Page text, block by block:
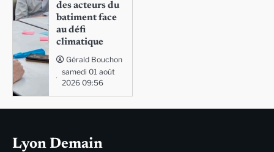
des acteurs du
batiment face
au défi
climatique
Gérald Bouchon
samedi 01 août
2026 09:56
Lyon Demain